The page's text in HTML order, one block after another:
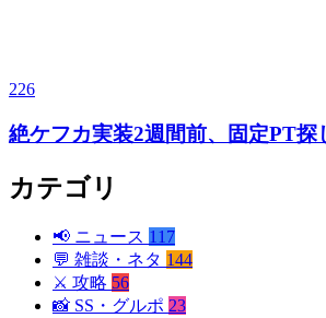
226
絶ケフカ実装2週間前、固定PT探
カテゴリ
📢 ニュース 117
💬 雑談・ネタ 144
⚔️ 攻略 56
📸 SS・グルポ 23